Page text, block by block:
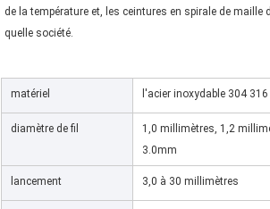
de la température et, les ceintures en spirale de
quelle société.
matériel l'acier inoxydable 304
diamètre de fil
1,0 millimètres, 1,2
3.0mm
lancement 3,0 à 30 millimètres